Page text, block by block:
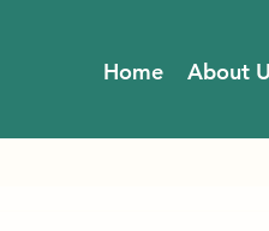
Home About